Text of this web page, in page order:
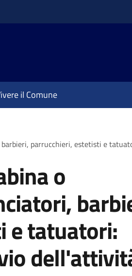
il Comune
parrucchieri, estetisti e
o
e tatuatori: